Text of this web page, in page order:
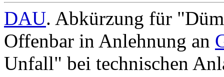
DAU. Abkürzung für
Offenbar in Anlehnung an
Unfall" bei technischen